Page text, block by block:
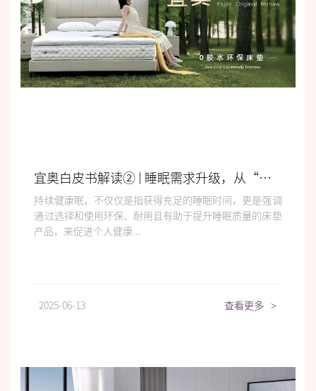
宜奥白皮书解读② | 睡眠需求升级，从“睡得着”迈向“持续健康眠”
持续健康眠，不仅仅是指获得充足的睡眠时间，更是强调
通过选择和使用环保、耐用且有助于提升睡眠质量的床垫
产品，来促进个人健康...
2025-06-13 查看更多 >